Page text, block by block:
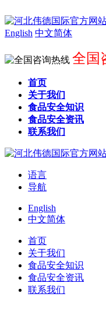
English 中文简体
全国
首页
关于我们
食品安全知识
食品安全资讯
联系我们
语言
导航
English
中文简体
首页
关于我们
食品安全知识
食品安全资讯
联系我们